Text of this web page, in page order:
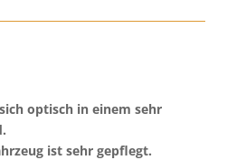
optisch in einem sehr
ist sehr gepflegt.